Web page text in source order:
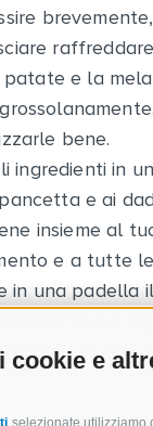
cookie e
patate e la
bene.
ingredienti in
e ai
insieme al
e a tutte
in una padella
in modo che